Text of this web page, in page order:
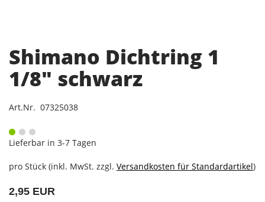
Shimano Dichtring 1
1/8" schwarz
Art.Nr. 07325038
Lieferbar in 3-7 Tagen
pro Stück (inkl. MwSt. zzgl. Versandkosten für Standardartikel)
2,95 EUR